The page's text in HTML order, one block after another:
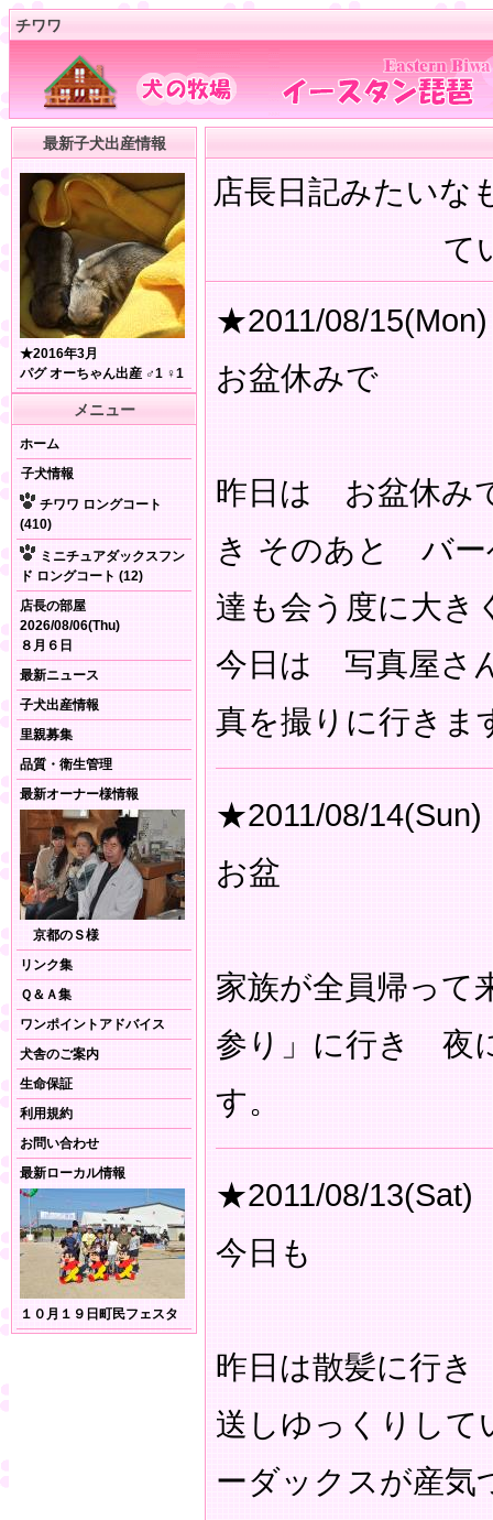
チワワ
最新子犬出産情報
★2016年3月
パグ オーちゃん出産 ♂1 ♀1
メニュー
ホーム
子犬情報
チワワ ロングコート
(410)
ミニチュアダックスフン
ド ロングコート (12)
店長の部屋
2026/08/06(Thu)
８月６日
最新ニュース
子犬出産情報
里親募集
品質・衛生管理
最新オーナー様情報
京都のＳ様
リンク集
Ｑ＆Ａ集
ワンポイントアドバイス
犬舎のご案内
生命保証
利用規約
お問い合わせ
最新ローカル情報
１０月１９日町民フェスタ
店長日記みたいな
て
★2011/08/15(Mon)
お盆休みで
昨日は お盆休み
き そのあと バー
達も会う度に大
今日は 写真屋さ
真を撮りに行きま
★2011/08/14(Sun)
お盆
家族が全員帰っ
参り」に行き 夜
す。
★2011/08/13(Sat)
今日も
昨日は散髪に行
送しゆっくりし
ーダックスが産